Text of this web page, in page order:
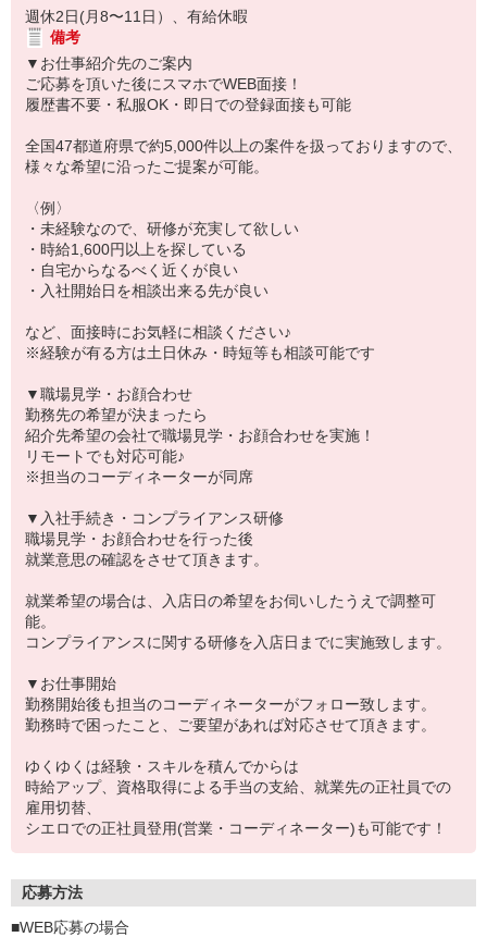
週休2日(月8〜11日）、有給休暇
備考
▼お仕事紹介先のご案内
ご応募を頂いた後にスマホでWEB面接！
履歴書不要・私服OK・即日での登録面接も可能
全国47都道府県で約5,000件以上の案件を扱っておりますので、
様々な希望に沿ったご提案が可能。
〈例〉
・未経験なので、研修が充実して欲しい
・時給1,600円以上を探している
・自宅からなるべく近くが良い
・入社開始日を相談出来る先が良い
など、面接時にお気軽に相談ください♪
※経験が有る方は土日休み・時短等も相談可能です
▼職場見学・お顔合わせ
勤務先の希望が決まったら
紹介先希望の会社で職場見学・お顔合わせを実施！
リモートでも対応可能♪
※担当のコーディネーターが同席
▼入社手続き・コンプライアンス研修
職場見学・お顔合わせを行った後
就業意思の確認をさせて頂きます。
就業希望の場合は、入店日の希望をお伺いしたうえで調整可
能。
コンプライアンスに関する研修を入店日までに実施致します。
▼お仕事開始
勤務開始後も担当のコーディネーターがフォロー致します。
勤務時で困ったこと、ご要望があれば対応させて頂きます。
ゆくゆくは経験・スキルを積んでからは
時給アップ、資格取得による手当の支給、就業先の正社員での
雇用切替、
シエロでの正社員登用(営業・コーディネーター)も可能です！
応募方法
■WEB応募の場合